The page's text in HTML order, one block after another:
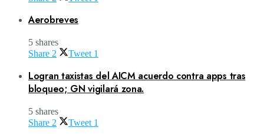
Aerobreves
5 shares
Share 2 Tweet 1
Logran taxistas del AICM acuerdo contra apps tras
bloqueo; GN vigilará zona.
5 shares
Share 2 Tweet 1